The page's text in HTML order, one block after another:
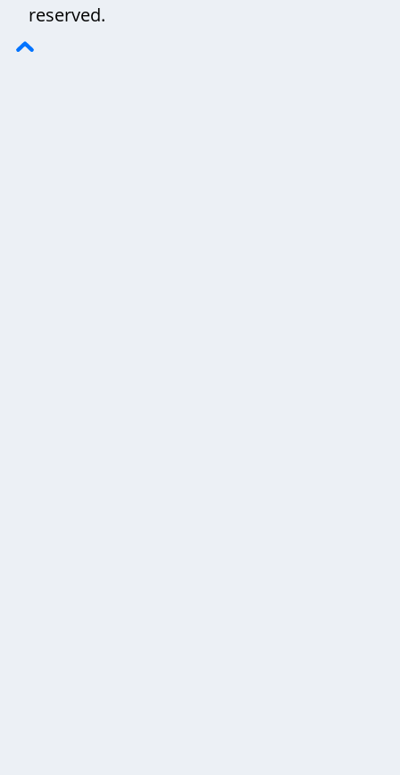
reserved.